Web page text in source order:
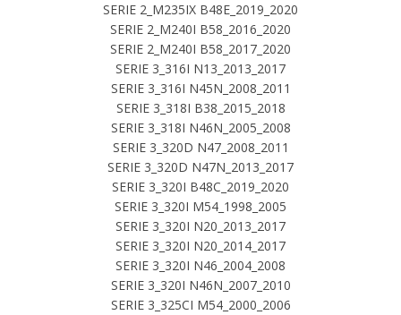
SERIE 2_M235IX B48E_2019_2020
SERIE 2_M240I B58_2016_2020
SERIE 2_M240I B58_2017_2020
SERIE 3_316I N13_2013_2017
SERIE 3_316I N45N_2008_2011
SERIE 3_318I B38_2015_2018
SERIE 3_318I N46N_2005_2008
SERIE 3_320D N47_2008_2011
SERIE 3_320D N47N_2013_2017
SERIE 3_320I B48C_2019_2020
SERIE 3_320I M54_1998_2005
SERIE 3_320I N20_2013_2017
SERIE 3_320I N20_2014_2017
SERIE 3_320I N46_2004_2008
SERIE 3_320I N46N_2007_2010
SERIE 3_325CI M54_2000_2006